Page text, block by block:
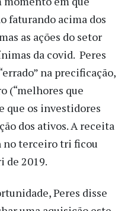
faturando acima dos
as ações do setor
da covid. Peres
na precificação,
(“melhores que
que os investidores
dos ativos. A receita
no terceiro tri ficou
de 2019.
Peres disse